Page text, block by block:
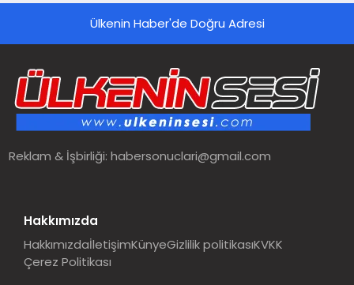
Ülkenin Haber'de Doğru Adresi
Reklam & İşbirliği:habersonuclari@gmail.com
Hakkımızda
HakkımızdaİletişimKünyeGizlilik politikasıKVKK
Çerez Politikası